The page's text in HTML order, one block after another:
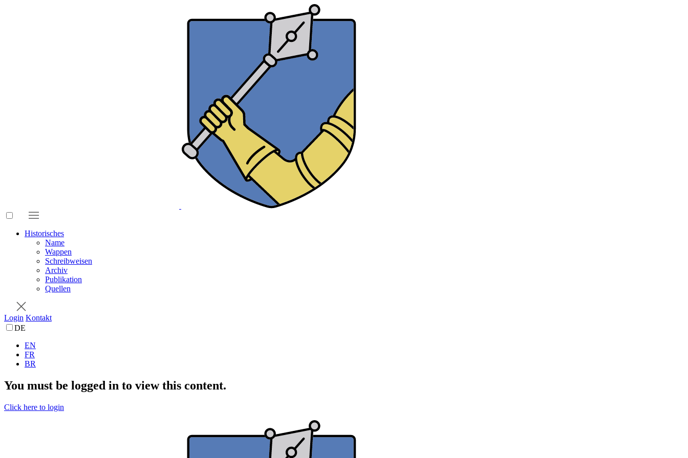
Historisches
Name
Wappen
Schreibweisen
Archiv
Publikation
Quellen
Login Kontakt
DE
EN
FR
BR
You must be logged in to view this content.
Click here to login